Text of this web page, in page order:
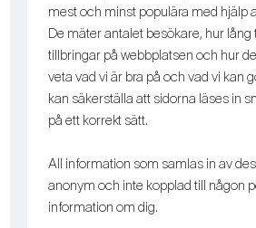
mest och minst populära med hjälp
De mäter antalet besökare, hur lång
tillbringar på webbplatsen och hur
veta vad vi är bra på och vad vi kan
kan säkerställa att sidorna läses in
på ett korrekt sätt.
All information som samlas in av
anonym och inte kopplad till någon
information om dig.